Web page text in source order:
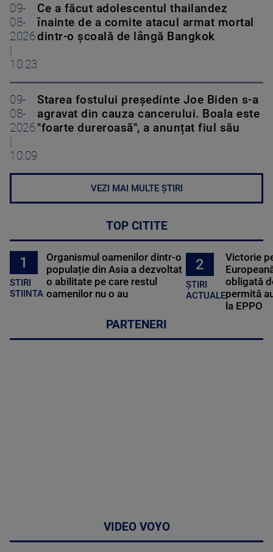
09-
08-
2026
10:23
Ce a făcut adolescentul thailandez
înainte de a comite atacul armat mortal
dintr-o școală de lângă Bangkok
09-
08-
2026
10:09
Starea fostului președinte Joe Biden s-a
agravat din cauza cancerului. Boala este
"foarte dureroasă", a anunțat fiul său
VEZI MAI MULTE ȘTIRI
TOP CITITE
1
STIRI
STIINTA
Organismul oamenilor dintr-o
populație din Asia a dezvoltat
o abilitate pe care restul
oamenilor nu o au
2
ȘTIRI
ACTUALE
Victorie
obligată
permită
la EPPO
PARTENERI
VIDEO VOYO